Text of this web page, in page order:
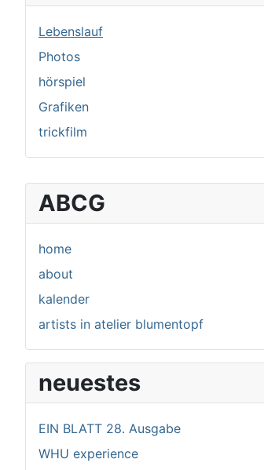
ABCG
home
about
kalender
artists in atelier blumentopf
neuestes
EIN BLATT 28. Ausgabe
WHU experience
Lebenslauf
Photos
hörspiel
Grafiken
trickfilm